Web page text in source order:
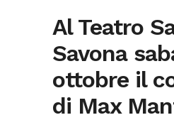
Al Teatro
Savona
ottobre il
di Max